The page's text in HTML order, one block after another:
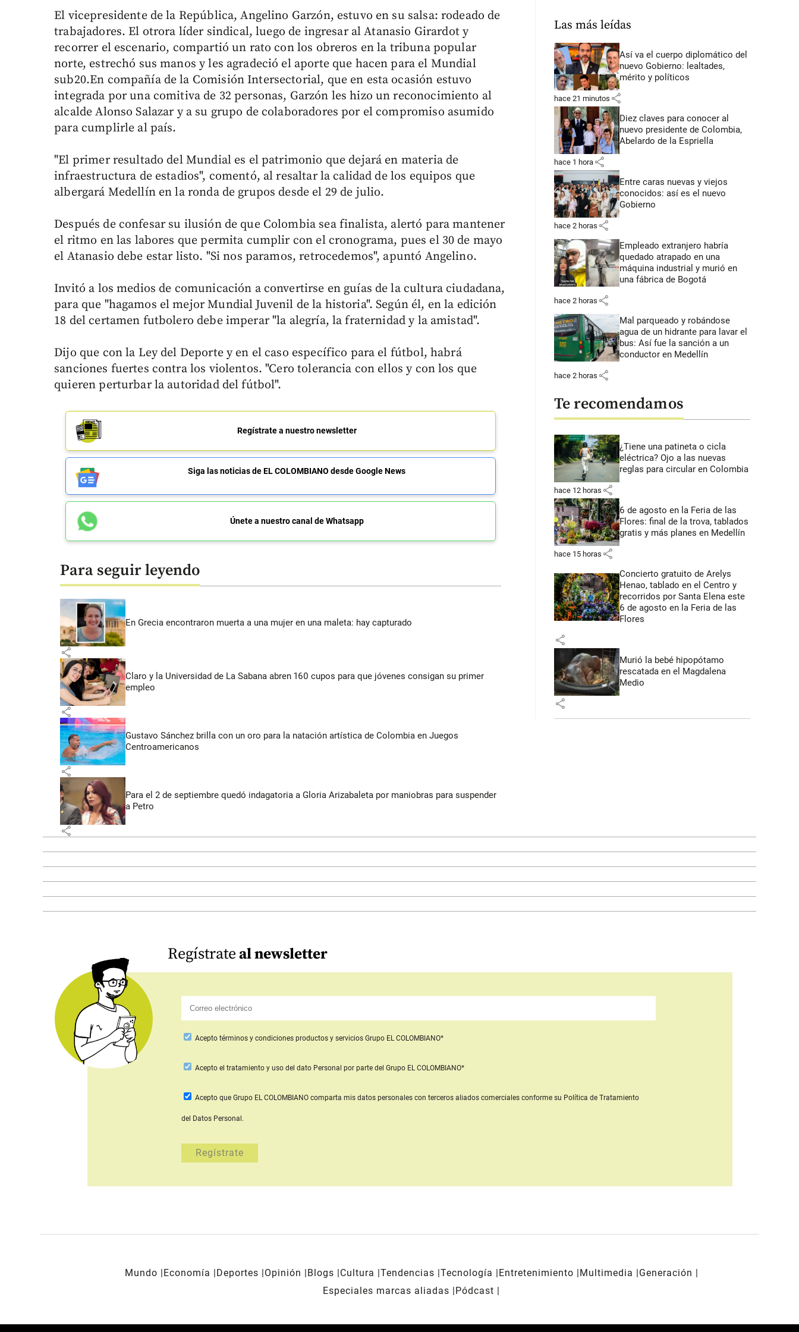
El vicepresidente de la República, Angelino Garzón, estuvo en su salsa: rodeado de
trabajadores. El otrora líder sindical, luego de ingresar al Atanasio Girardot y
recorrer el escenario, compartió un rato con los obreros en la tribuna popular
norte, estrechó sus manos y les agradeció el aporte que hacen para el Mundial
sub20.En compañía de la Comisión Intersectorial, que en esta ocasión estuvo
integrada por una comitiva de 32 personas, Garzón les hizo un reconocimiento al
alcalde Alonso Salazar y a su grupo de colaboradores por el compromiso asumido
para cumplirle al país.
"El primer resultado del Mundial es el patrimonio que dejará en materia de
infraestructura de estadios", comentó, al resaltar la calidad de los equipos que
albergará Medellín en la ronda de grupos desde el 29 de julio.
Después de confesar su ilusión de que Colombia sea finalista, alertó para mantener
el ritmo en las labores que permita cumplir con el cronograma, pues el 30 de mayo
el Atanasio debe estar listo. "Si nos paramos, retrocedemos", apuntó Angelino.
Invitó a los medios de comunicación a convertirse en guías de la cultura ciudadana,
para que "hagamos el mejor Mundial Juvenil de la historia". Según él, en la edición
18 del certamen futbolero debe imperar "la alegría, la fraternidad y la amistad".
Dijo que con la Ley del Deporte y en el caso específico para el fútbol, habrá
sanciones fuertes contra los violentos. "Cero tolerancia con ellos y con los que
quieren perturbar la autoridad del fútbol".
Regístrate a nuestro newsletter
Siga las noticias de EL COLOMBIANO desde Google News
Únete a nuestro canal de Whatsapp
Para seguir leyendo
En Grecia encontraron muerta a una mujer en una maleta: hay capturado
share
Claro y la Universidad de La Sabana abren 160 cupos para que jóvenes consigan su primer
empleo
share
Gustavo Sánchez brilla con un oro para la natación artística de Colombia en Juegos
Centroamericanos
share
Para el 2 de septiembre quedó indagatoria a Gloria Arizabaleta por maniobras para suspender
a Petro
share
Las más leídas
Así va el cuerpo diplomático del
nuevo Gobierno: lealtades,
mérito y políticos
hace 21 minutos share
Diez claves para conocer al
nuevo presidente de Colombia,
Abelardo de la Espriella
hace 1 hora share
Entre caras nuevas y viejos
conocidos: así es el nuevo
Gobierno
hace 2 horas share
Empleado extranjero habría
quedado atrapado en una
máquina industrial y murió en
una fábrica de Bogotá
hace 2 horas share
Mal parqueado y robándose
agua de un hidrante para lavar el
bus: Así fue la sanción a un
conductor en Medellín
hace 2 horas share
Te recomendamos
¿Tiene una patineta o cicla
eléctrica? Ojo a las nuevas
reglas para circular en Colombia
hace 12 horas share
6 de agosto en la Feria de las
Flores: final de la trova, tablados
gratis y más planes en Medellín
hace 15 horas share
Concierto gratuito de Arelys
Henao, tablado en el Centro y
recorridos por Santa Elena este
6 de agosto en la Feria de las
Flores
share
Murió la bebé hipopótamo
rescatada en el Magdalena
Medio
share
Regístrateal newsletter
Acepto términos y condiciones productos y servicios Grupo EL COLOMBIANO*
Aceptoel tratamiento y uso del dato Personal por parte del Grupo EL COLOMBIANO*
Acepto que Grupo EL COLOMBIANO comparta mis datos personales con terceros aliados comercialesconforme su Política de Tratamiento
del Datos Personal.
Mundo Economía Deportes Opinión Blogs Cultura Tendencias Tecnología Entretenimiento Multimedia
Generación
Especiales marcas aliadas
Pódcast